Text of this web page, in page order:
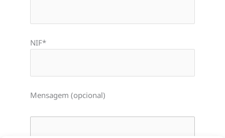
NIF*
Mensagem (opcional)